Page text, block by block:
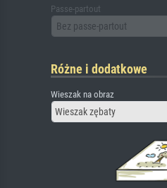
Passe-partout
Bez passe-partout
Różne i dodatkowe
Wieszak na obraz
Wieszak zębaty